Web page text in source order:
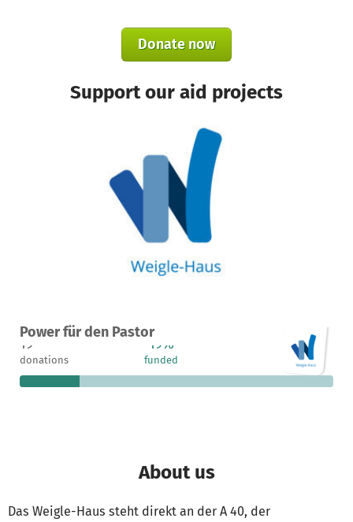
Donate now
Support our aid projects
Power für den Pastor
A project in Essen, Germany
19
donations
19%
funded
€19,400
still needed
About us
Das Weigle-Haus steht direkt an der A 40, der